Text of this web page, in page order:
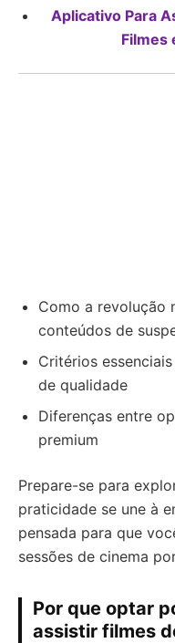
Aplicativo Para
Filmes
Como a revolução
conteúdos de
Critérios
de qualidade
Diferenças entre
premium
Prepare-se para
praticidade se une à
pensada para que
sessões de cinema
Por que optar
assistir filmes